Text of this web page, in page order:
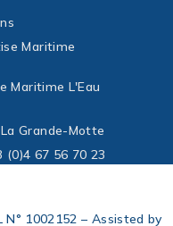
Maritime
Maritime L'Eau
Grande-Motte
(0)4 67 56 70 23
N° 1002152 – Assisted by